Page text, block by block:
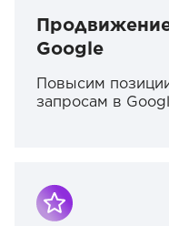
Google
Повысим
запросам в